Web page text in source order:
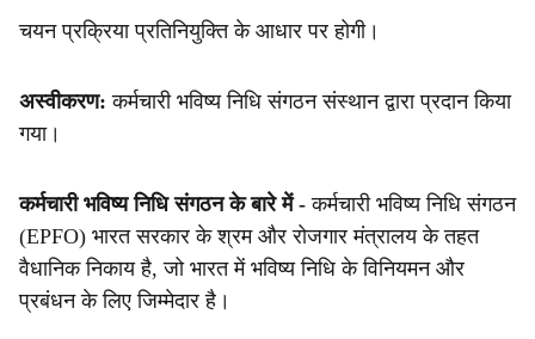
चयन प्रक्रिया प्रतिनियुक्ति के आधार पर होगी।
अस्वीकरण: कर्मचारी भविष्य निधि संगठन संस्थान द्वारा प्रदान किया
गया।
कर्मचारी भविष्य निधि संगठन के बारे में -कर्मचारी भविष्य निधि संगठन
(EPFO) भारत सरकार के श्रम और रोजगार मंत्रालय के तहत
वैधानिक निकाय है, जो भारत में भविष्य निधि के विनियमन और
प्रबंधन के लिए जिम्मेदार है।